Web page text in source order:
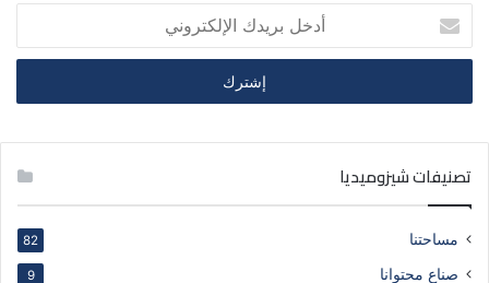
خ
ب
د
ل
إ
تصنيفات شيزوميديا
مساحتنا 82
صناع محتوانا 9